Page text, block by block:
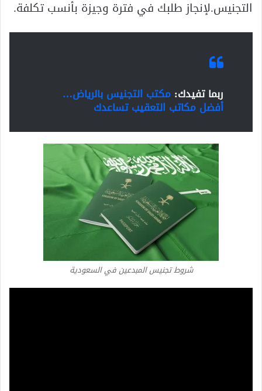
التجنيس.لإنجاز طلبك في فترة وجيزة بأنسب تكلفة.
ربما تفيدك: مكتب التجنيس بالرياض…
أفضل مكاتب التعقيب تساعدك
شروط تجنيس المبدعين في السعودية